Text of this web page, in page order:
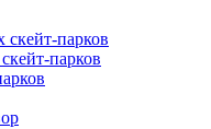
парков